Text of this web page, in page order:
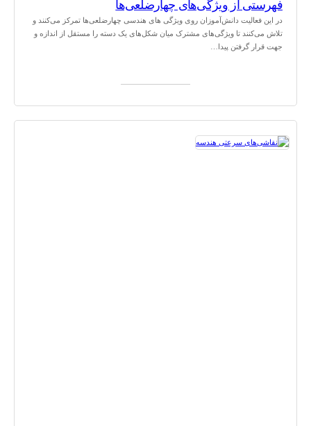
فهرستی از ویژگی‌های چهارضلعی‌ها
در این فعالیت دانش‌آموزان روی ویژگی های هندسی چهارضلعی‌ها تمرکز می‌کنند و
تلاش می‌کنند تا ویژگی‌های مشترک میان شکل‌های یک دسته را مستقل از اندازه و
جهت قرار گرفتن پیدا…